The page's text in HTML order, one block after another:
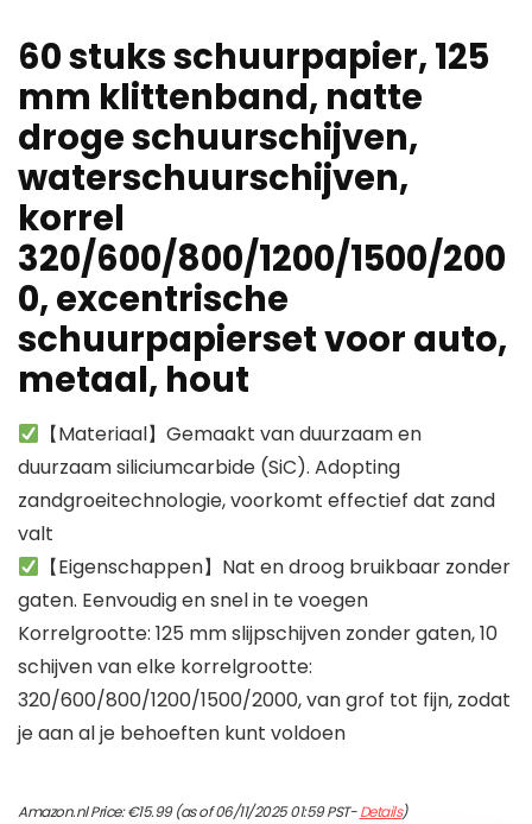
60 stuks schuurpapier, 125
mm klittenband, natte
droge schuurschijven,
waterschuurschijven,
korrel
320/600/800/1200/1500/200
0, excentrische
schuurpapierset voor auto,
metaal, hout
【Materiaal】Gemaakt van duurzaam en
duurzaam siliciumcarbide (SiC). Adopting
zandgroeitechnologie, voorkomt effectief dat zand
valt
【Eigenschappen】Nat en droog bruikbaar zonder
gaten. Eenvoudig en snel in te voegen
Korrelgrootte: 125 mm slijpschijven zonder gaten, 10
schijven van elke korrelgrootte:
320/600/800/1200/1500/2000, van grof tot fijn, zodat
je aan al je behoeften kunt voldoen
Amazon.nl Price:€15.99(as of 06/11/2025 01:59 PST-Details)